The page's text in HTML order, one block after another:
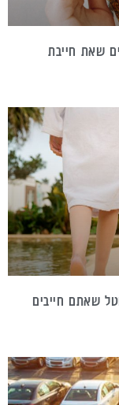
שאת חייבת
ישרוטל שאתם חייבים